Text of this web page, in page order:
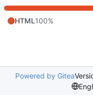
HTML100%
Powered by Gitea